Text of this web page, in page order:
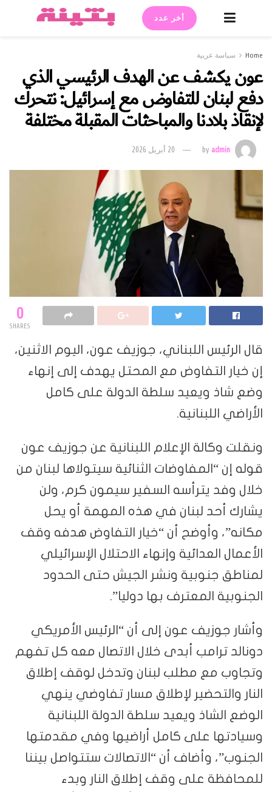
أخر عدد
Home سياسة عربية
عون يكشف عن الهدف الرئيسي الذي
دفع لبنان للتفاوض مع إسرائيل: نتحرك
لإنقاذ بلادنا والمباحثات المقبلة مختلفة
byadmin 20 أبريل 2026
0
SHARES
قال الرئيس اللبناني، جوزيف عون، اليوم الاثنين،
إن خيار التفاوض مع المحتل يهدف إلى إنهاء
وضع شاذ ويعيد سلطة الدولة على كامل
الأراضي اللبنانية.
ونقلت وكالة الإعلام اللبنانية عن جوزيف عون
قوله إن “المفاوضات الثنائية سيتولاها لبنان من
خلال وفد يترأسه السفير سيمون كرم، ولن
يشارك أحد لبنان في هذه المهمة أو يحل
مكانه”، وأوضح أن “خيار التفاوض هدفه وقف
الأعمال العدائية وإنهاء الاحتلال الإسرائيلي
لمناطق جنوبية ونشر الجيش حتى الحدود
الجنوبية المعترف بها دوليا”.
وأشار جوزيف عون إلى أن “الرئيس الأمريكي
دونالد ترامب أبدى خلال الاتصال معه كل تفهم
وتجاوب مع مطلب لبنان وتدخل لوقف إطلاق
النار والتحضير لإطلاق مسار تفاوضي ينهي
الوضع الشاذ ويعيد سلطة الدولة اللبنانية
وسيادتها على كامل أراضيها وفي مقدمتها
الجنوب”، وأضاف أن “الاتصالات ستتواصل بيننا
للمحافظة على وقف إطلاق النار وبدء